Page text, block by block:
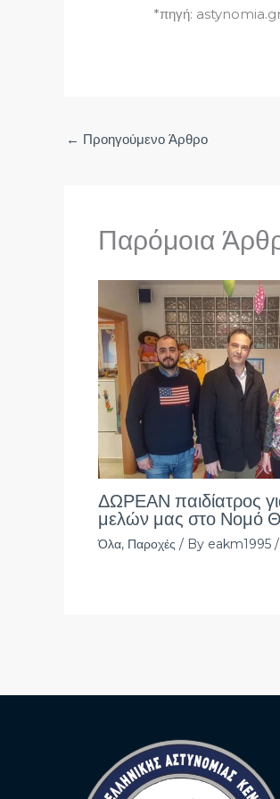
*πηγή:
← Προηγούμενο Άρθρο
Παρόμοια
ΔΩΡΕΑΝ παιδίατρος
μελών μας στο Νομό
Όλα, Παροχές / By eakm1995 /